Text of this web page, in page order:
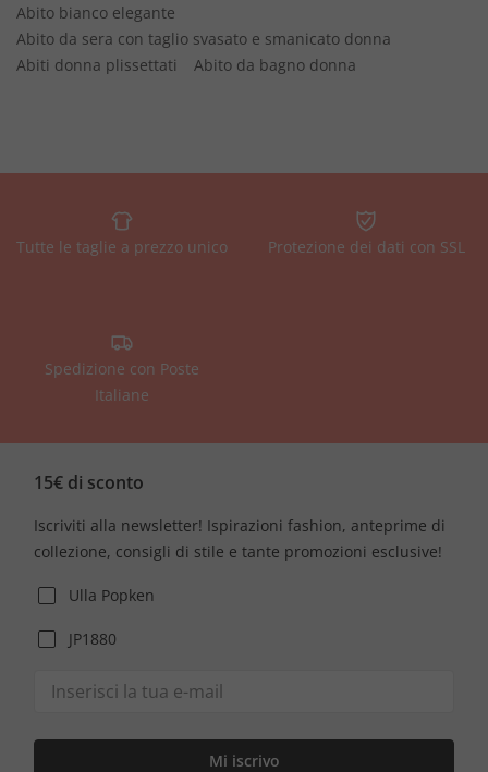
Abito bianco elegante
Abito da sera con taglio svasato e smanicato donna
Abiti donna plissettati
Abito da bagno donna
Tutte le taglie a prezzo unico Protezione dei dati con SSL
Spedizione con Poste
Italiane
15€ di sconto
Iscriviti alla newsletter! Ispirazioni fashion, anteprime di
collezione, consigli di stile e tante promozioni esclusive!
Ulla Popken
JP1880
Mi iscrivo